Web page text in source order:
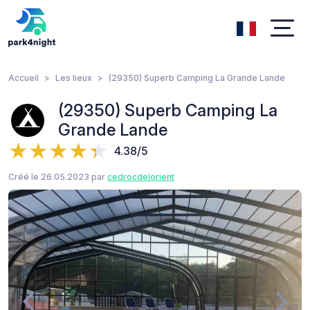
Accueil Les lieux (29350) Superb Camping La Grande Lande
(29350) Superb Camping La
Grande Lande
4.38/5
Créé le 26.05.2023 par cedrocdelorient